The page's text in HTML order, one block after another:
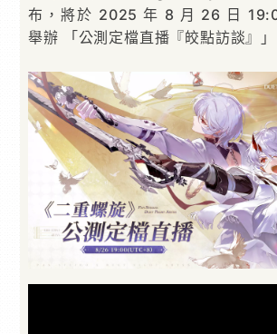
布，將於 2025 年 8 月 26 日
舉辦 「公測定檔直播『皎點訪談』」